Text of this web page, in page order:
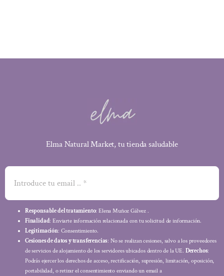
Elma Natural Market, tu tienda saludable
Responsable del tratamiento: Elena Muñoz Gálvez .
Finalidad: Enviarte información relacionada con tu solicitud de información.
Legitimación: Consentimiento.
Cesiones de datos y transferencias: No se realizan cesiones, salvo a los proveedores
de servicios de alojamiento de los servidores ubicados dentro de la UE. Derechos:
Podrás ejercer los derechos de acceso, rectificación, supresión, limitación, oposición,
portabilidad, o retirar el consentimiento enviando un email a